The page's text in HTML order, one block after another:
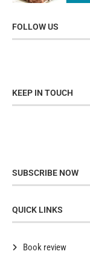
FOLLOW US
KEEP IN TOUCH
SUBSCRIBE NOW
QUICK LINKS
Book review